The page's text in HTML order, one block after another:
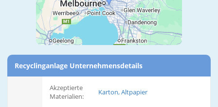
Recyclinganlage Unternehmensdetails
Akzeptierte
Materialien:
Karton, Altpapier